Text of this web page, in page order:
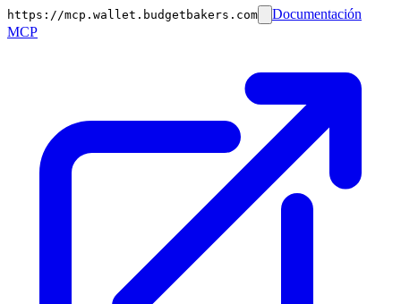
https://mcp.wallet.budgetbakers.com
Documentación
MCP